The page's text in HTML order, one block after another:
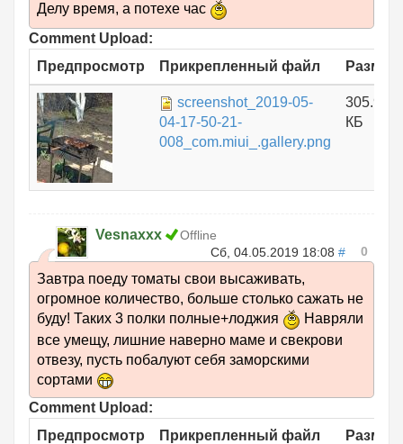
Делу время, а потехе час
Comment Upload:
Предпросмотр
Прикрепленный файл Размер
screenshot_2019-05-
04-17-50-21-
008_com.miui_.gallery.png
305.96
КБ
Vesnaxxx
Offline
Сб, 04.05.2019 18:08 # 0
Завтра поеду томаты свои высаживать,
огромное количество, больше столько сажать не
буду! Таких 3 полки полные+лоджия
Навряли
все умещу, лишние наверно маме и свекрови
отвезу, пусть побалуют себя заморскими
сортами
Comment Upload:
Предпросмотр
Прикрепленный файл Размер